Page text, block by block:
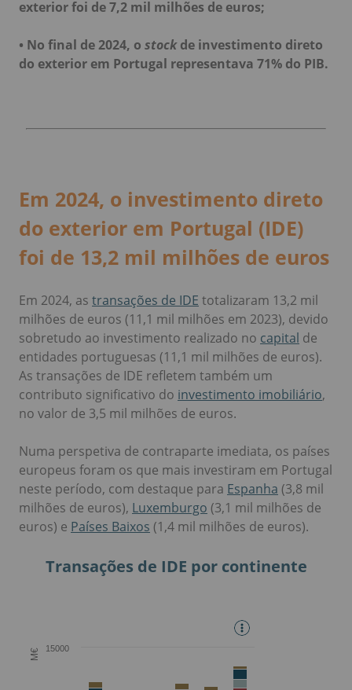
exterior foi de 7,2 mil milhões de euros;
• No final de 2024, o stockde investimento direto
do exterior em Portugal representava 71% do PIB.
Em 2024, o investimento direto
do exterior em Portugal (IDE)
foi de 13,2 mil milhões de euros
Em 2024, as transações de IDE totalizaram 13,2 mil
milhões de euros (11,1 mil milhões em 2023), devido
sobretudo ao investimento realizado no capital de
entidades portuguesas (11,1 mil milhões de euros).
As transações de IDE refletem também um
contributo significativo do investimento imobiliário,
no valor de 3,5 mil milhões de euros.
Numa perspetiva de contraparte imediata, os países
europeus foram os que mais investiram em Portugal
neste período, com destaque para Espanha (3,8 mil
milhões de euros), Luxemburgo (3,1 mil milhões de
euros) e Países Baixos (1,4 mil milhões de euros).
Transações de IDE por continente